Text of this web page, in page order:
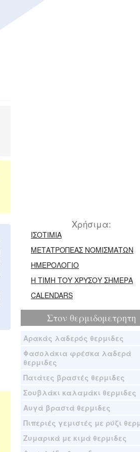
Χρήσιμα:
ΙΣΟΤΙΜΙΑ
ΜΕΤΑΤΡΟΠΕΑΣ ΝΟΜΙΣΜΑΤΩΝ
ΗΜΕΡΟΛΟΓΙΟ
Η ΤΙΜΗ ΤΟΥ ΧΡΥΣΟΥ ΣΗΜΕΡΑ
CALENDARS
Στον θερμιδομετρητη
Αρακάς λαδερός θερμιδες
Φασολάκια φρέσκα λαδερά
θερμιδες
Πατάτες βραστές θερμιδες
Σουβλάκι καλαμάκι θερμιδες
Αυγά βραστά θερμιδες
Πιπεριές γεμιστές με ρύζι
Ζυμαρικά με κιμά θερμιδες